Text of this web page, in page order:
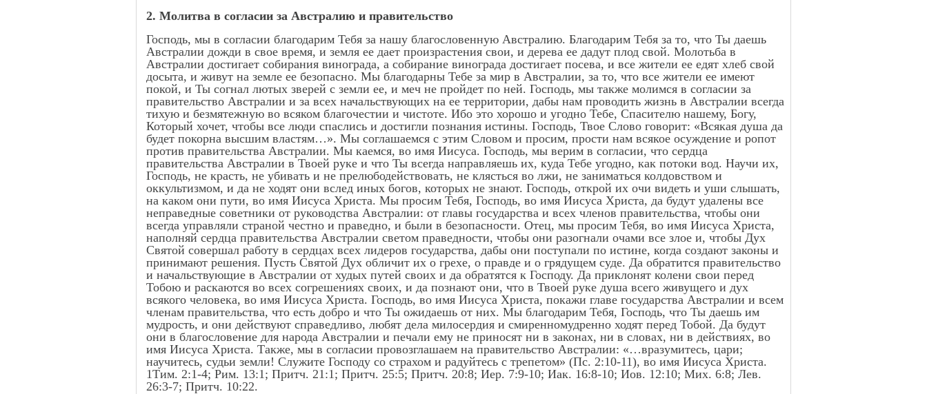
2. Молитва в согласии за Австралию и правительство
Господь, мы в согласии благодарим Тебя за нашу благословенную Австралию. Благодарим Тебя за то, что Ты даешь
Австралии дожди в свое время, и земля ее дает произрастения свои, и дерева ее дадут плод свой. Молотьба в
Австралии достигает собирания винограда, а собирание винограда достигает посева, и все жители ее едят хлеб свой
досыта, и живут на земле ее безопасно. Мы благодарны Тебе за мир в Австралии, за то, что все жители ее имеют
покой, и Ты согнал лютых зверей с земли ее, и меч не пройдет по ней. Господь, мы также молимся в согласии за
правительство Австралии и за всех начальствующих на ее территории, дабы нам проводить жизнь в Австралии всегда
тихую и безмятежную во всяком благочестии и чистоте. Ибо это хорошо и угодно Тебе, Спасителю нашему, Богу,
Который хочет, чтобы все люди спаслись и достигли познания истины. Господь, Твое Слово говорит: «Всякая душа да
будет покорна высшим властям…». Мы соглашаемся с этим Словом и просим, прости нам всякое осуждение и ропот
против правительства Австралии. Мы каемся, во имя Иисуса. Господь, мы верим в согласии, что сердца
правительства Австралии в Твоей руке и что Ты всегда направляешь их, куда Тебе угодно, как потоки вод. Научи их,
Господь, не красть, не убивать и не прелюбодействовать, не клясться во лжи, не заниматься колдовством и
оккультизмом, и да не ходят они вслед иных богов, которых не знают. Господь, открой их очи видеть и уши слышать,
на каком они пути, во имя Иисуса Христа. Мы просим Тебя, Господь, во имя Иисуса Христа, да будут удалены все
неправедные советники от руководства Австралии: от главы государства и всех членов правительства, чтобы они
всегда управляли страной честно и праведно, и были в безопасности. Отец, мы просим Тебя, во имя Иисуса Христа,
наполняй сердца правительства Австралии светом праведности, чтобы они разогнали очами все злое и, чтобы Дух
Святой совершал работу в сердцах всех лидеров государства, дабы они поступали по истине, когда создают законы и
принимают решения. Пусть Святой Дух обличит их о грехе, о правде и о грядущем суде. Да обратится правительство
и начальствующие в Австралии от худых путей своих и да обратятся к Господу. Да приклонят колени свои перед
Тобою и раскаются во всех согрешениях своих, и да познают они, что в Твоей руке душа всего живущего и дух
всякого человека, во имя Иисуса Христа. Господь, во имя Иисуса Христа, покажи главе государства Австралии и всем
членам правительства, что есть добро и что Ты ожидаешь от них. Мы благодарим Тебя, Господь, что Ты даешь им
мудрость, и они действуют справедливо, любят дела милосердия и смиренномудренно ходят перед Тобой. Да будут
они в благословение для народа Австралии и печали ему не приносят ни в законах, ни в словах, ни в действиях, во
имя Иисуса Христа. Также, мы в согласии провозглашаем на правительство Австралии: «…вразумитесь, цари;
научитесь, судьи земли! Служите Господу со страхом и радуйтесь с трепетом» (Пс. 2:10-11), во имя Иисуса Христа.
1Тим. 2:1-4; Рим. 13:1; Притч. 21:1; Притч. 25:5; Притч. 20:8; Иер. 7:9-10; Иак. 16:8-10; Иов. 12:10; Мих. 6:8; Лев.
26:3-7; Притч. 10:22.